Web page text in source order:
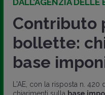
Contributo
bollette:
base
L'AE, con la risposta n.
chiarimenti sulla base